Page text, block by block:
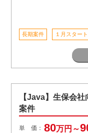
長期案件 １月スター
【Java】生保会
案件
単 価： 80万円～